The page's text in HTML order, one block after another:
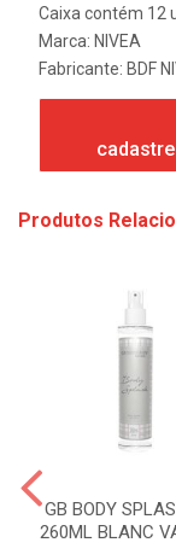
Caixa contém 12
Marca: NIVEA
Fabricante: BDF
Produtos
GB BODY
260ML BLANC